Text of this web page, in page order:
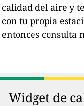
calidad del aire y
con tu propia
entonces consulta
Widget de